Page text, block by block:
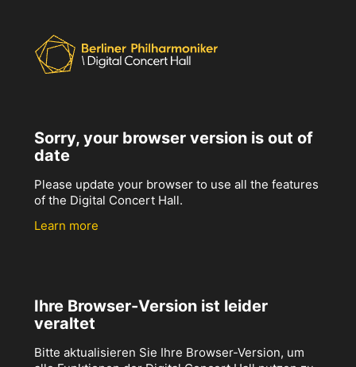
Sorry, your browser version is out of
date
Please update your browser to use all the features
of the Digital Concert Hall.
Learn more
Ihre Browser-Version ist leider
veraltet
Bitte aktualisieren Sie Ihre Browser-Version, um